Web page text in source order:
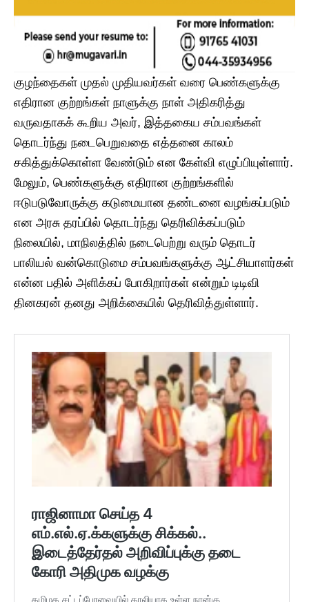
குழந்தைகள் முதல் முதியவர்கள் வரை பெண்களுக்கு
எதிரான குற்றங்கள் நாளுக்கு நாள் அதிகரித்து
வருவதாகக் கூறிய அவர், இத்தகைய சம்பவங்கள்
தொடர்ந்து நடைபெறுவதை எத்தனை காலம்
சகித்துக்கொள்ள வேண்டும் என கேள்வி எழுப்பியுள்ளார்.
மேலும், பெண்களுக்கு எதிரான குற்றங்களில்
ஈடுபடுவோருக்கு கடுமையான தண்டனை வழங்கப்படும்
என அரசு தரப்பில் தொடர்ந்து தெரிவிக்கப்படும்
நிலையில், மாநிலத்தில் நடைபெற்று வரும் தொடர்
பாலியல் வன்கொடுமை சம்பவங்களுக்கு ஆட்சியாளர்கள்
என்ன பதில் அளிக்கப் போகிறார்கள் என்றும் டிடிவி
தினகரன் தனது அறிக்கையில் தெரிவித்துள்ளார்.